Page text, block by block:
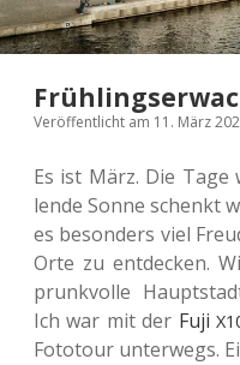
Veröffentlicht am 11. März
Es ist März. Die
len­de Sonne schenkt
es beson­ders viel
Orte zu ent­de­cken.
prunk­vol­le
Ich war mit der Fuji
Foto­tour unter­wegs.